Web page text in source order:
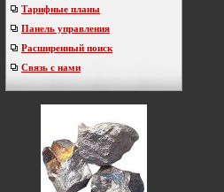
Тарифные планы
Панель управления
Расширенный поиск
Связь с нами